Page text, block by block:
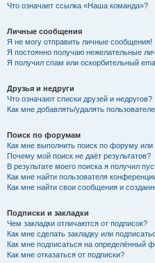
Что означает ссылка «Наша команда»?
Личные сообщения
Я не могу отправить личные сообщения!
Я постоянно получаю нежелательные
Я получил спам или оскорбительный
Друзья и недруги
Что означают списки друзей и недругов?
Как мне добавлять/удалять
Поиск по форумам
Как мне выполнить поиск по форуму
Почему мой поиск не даёт результатов?
В результате моего поиска я получил
Как мне найти пользователя
Как мне найти свои сообщения и
Подписки и закладки
Чем закладки отличаются от подписок?
Как мне сделать закладку или
Как мне подписаться на определённый
Как мне отказаться от подписки?